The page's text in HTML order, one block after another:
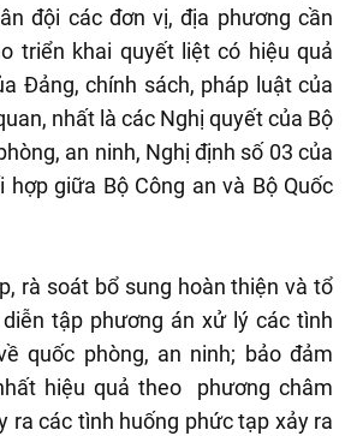
đội các đơn vị, địa phương cần
triển khai quyết liệt có hiệu quả
Đảng, chính sách, pháp luật của
nhất là các Nghị quyết của Bộ
an ninh, Nghị định số 03 của
hợp giữa Bộ Công an và Bộ Quốc
rà soát bổ sung hoàn thiện và tổ
tập phương án xử lý các tình
quốc phòng, an ninh; bảo đảm
hiệu quả theo phương châm
ra các tình huống phức tạp xảy ra